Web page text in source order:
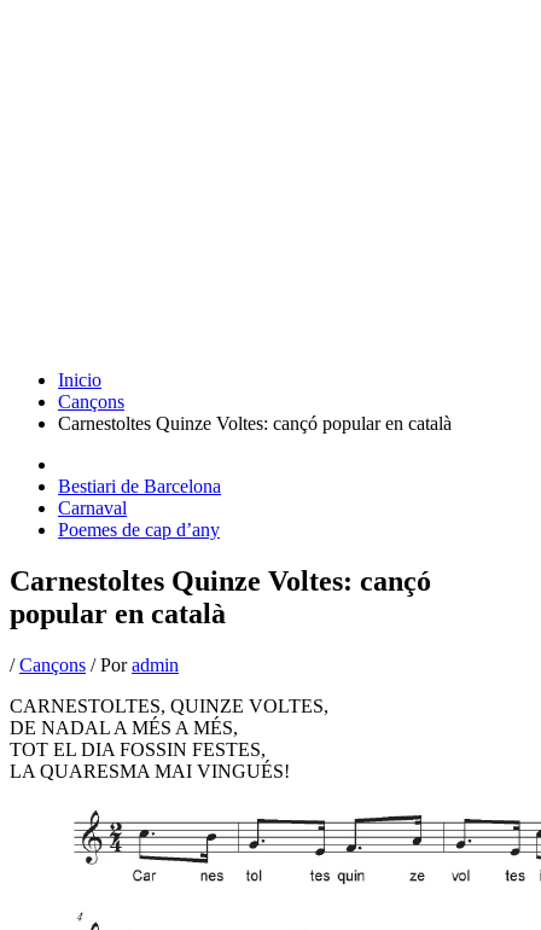
Inicio
Cançons
Carnestoltes Quinze Voltes: cançó popular en català
Bestiari de Barcelona
Carnaval
Poemes de cap d’any
Carnestoltes Quinze Voltes: cançó
popular en català
/Cançons / Poradmin
CARNESTOLTES, QUINZE VOLTES,
DE NADAL A MÉS A MÉS,
TOT EL DIA FOSSIN FESTES,
LA QUARESMA MAI VINGUÉS!